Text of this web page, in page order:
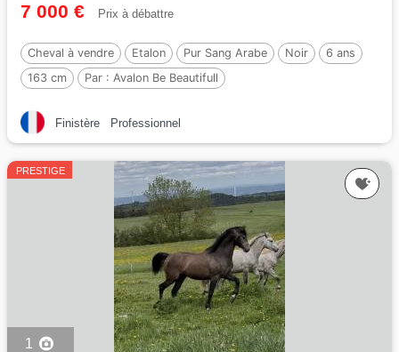
7 000 € Prix à débattre
Cheval à vendre Etalon Pur Sang Arabe Noir
6 ans
163 cm
Par : Avalon Be Beautifull
Finistère Professionnel
PRESTIGE
1